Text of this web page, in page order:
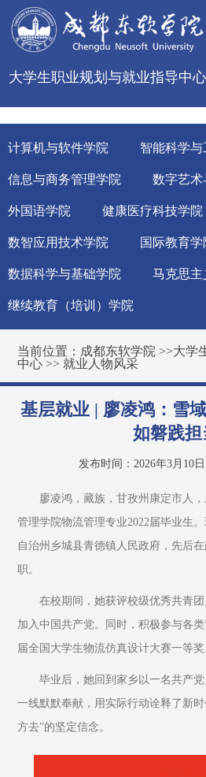
大学生职业规划与就业指导中心
计算机与软件学院 智能科学与
信息与商务管理学院 数字艺术
外国语学院 健康医疗科技学院
数智应用技术学院 国际教育学
数据科学与基础学院 马克思主
继续教育（培训）学院
当前位置： 成都东软学院 >>大学
中心 >> 就业人物风采
基层就业 | 廖凌鸿：雪
如磐践担
发布时间：2026年3月10日
廖凌鸿，藏族，甘孜州康定市人
管理学院物流管理专业2022届毕业生
自治州乡城县青德镇人民政府，先后
职。
在校期间，她获评校级优秀共青
加入中国共产党。同时，积极参与各
届全国大学生物流仿真设计大赛一等奖
毕业后，她回到家乡以一名共产
一线默默奉献，用实际行动诠释了新
方去”的坚定信念。